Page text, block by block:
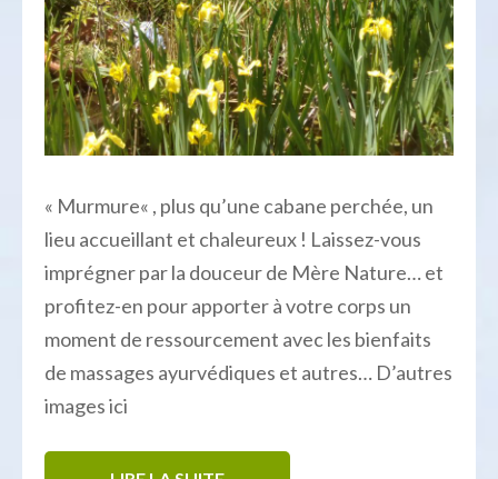
« Murmure« , plus qu’une cabane perchée, un
lieu accueillant et chaleureux ! Laissez-vous
imprégner par la douceur de Mère Nature… et
profitez-en pour apporter à votre corps un
moment de ressourcement avec les bienfaits
de massages ayurvédiques et autres… D’autres
images ici